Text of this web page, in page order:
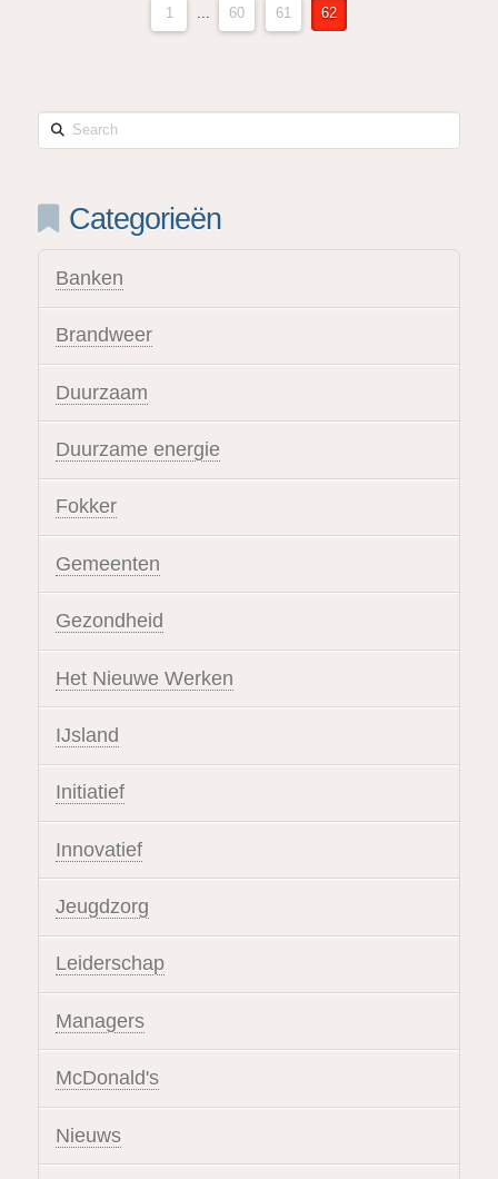
1 60 61 62
Search
Categorieën
Banken
Brandweer
Duurzaam
Duurzame energie
Fokker
Gemeenten
Gezondheid
Het Nieuwe Werken
IJsland
Initiatief
Innovatief
Jeugdzorg
Leiderschap
Managers
McDonald's
Nieuws